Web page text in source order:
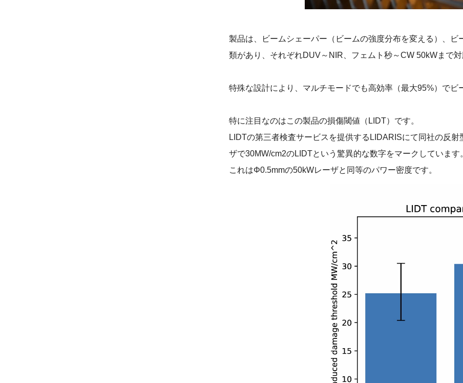
製品は、ビームシェーパー（ビームの強度分布を変える）、
類があり、それぞれDUV～NIR、フェムト秒～CW 50kWまで対
特殊な設計により、マルチモードでも高効率（最大95%）でビ
特に注目なのはこの製品の損傷閾値（LIDT）です。
LIDTの第三者検査サービスを提供するLIDARISにて同社の反
ザで30MW/cm2のLIDTという驚異的な数字をマークしています
これはΦ0.5mmの50kWレーザと同等のパワー密度です。